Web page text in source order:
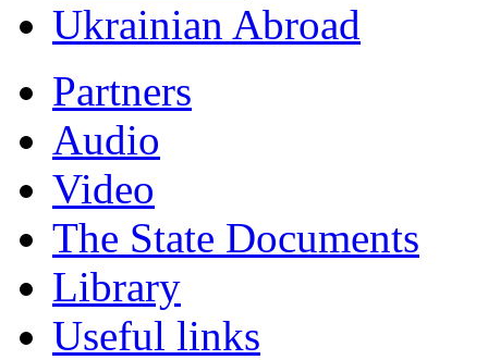
Ukrainian Abroad
Partners
Audio
Video
The State Documents
Library
Useful links